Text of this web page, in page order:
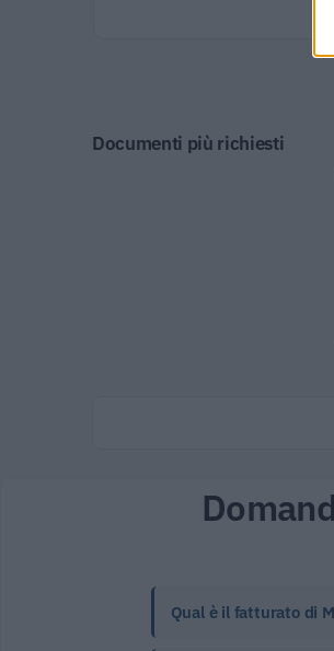
Documenti più richiesti
Qual è il fatturato di